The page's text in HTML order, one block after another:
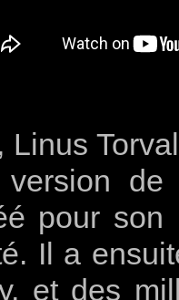
Linus
version de
pour
Il a
et des